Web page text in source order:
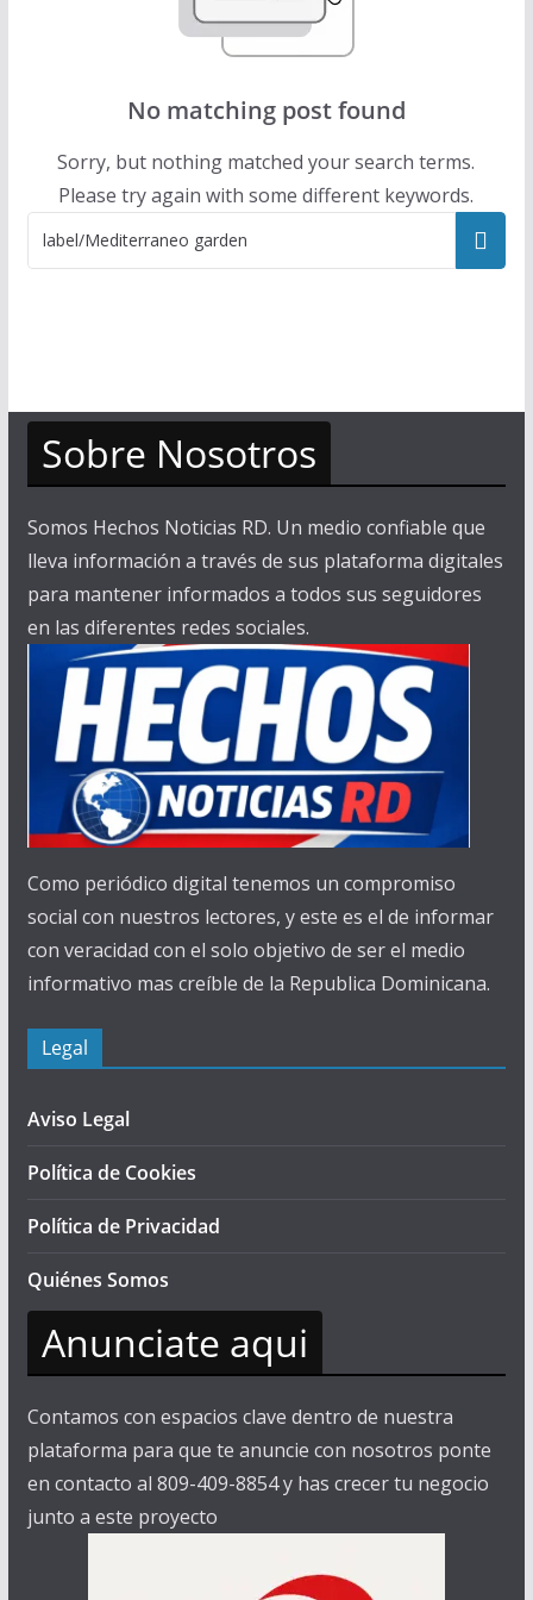
No matching post found
Sorry, but nothing matched your search terms.
Please try again with some different keywords.
Sobre Nosotros
Somos Hechos Noticias RD. Un medio confiable que
lleva información a través de sus plataforma digitales
para mantener informados a todos sus seguidores
en las diferentes redes sociales.
Como periódico digital tenemos un compromiso
social con nuestros lectores, y este es el de informar
con veracidad con el solo objetivo de ser el medio
informativo mas creíble de la Republica Dominicana.
Legal
Aviso Legal
Política de Cookies
Política de Privacidad
Quiénes Somos
Anunciate aqui
Contamos con espacios clave dentro de nuestra
plataforma para que te anuncie con nosotros ponte
en contacto al 809-409-8854 y has crecer tu negocio
junto a este proyecto